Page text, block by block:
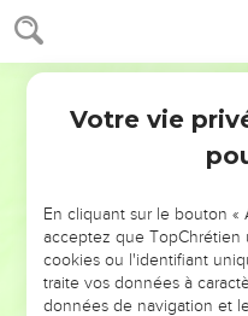
NE MANQUEZ
DE
ET SI LEURS ERREURS
Votre vie
En cliquant sur le bouton «
acceptez que TopChrétien
cookies ou l'identifiant
traite vos données à
données de navigation et